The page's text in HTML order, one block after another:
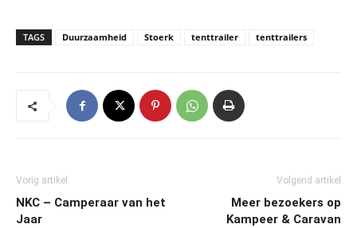
TAGS Duurzaamheid Stoerk tenttrailer tenttrailers
Vorig artikel
NKC – Camperaar van het
Jaar
Volgend artikel
Meer bezoekers op
Kampeer & Caravan